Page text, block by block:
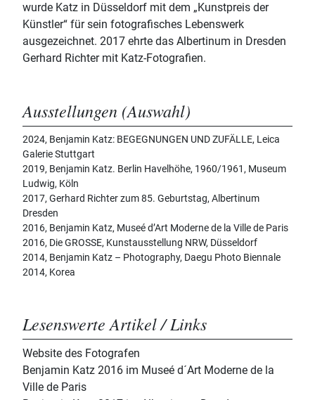
wurde Katz in Düsseldorf mit dem „Kunstpreis der
Künstler“ für sein fotografisches Lebenswerk
ausgezeichnet. 2017 ehrte das Albertinum in Dresden
Gerhard Richter mit Katz-Fotografien.
Ausstellungen (Auswahl)
2024, Benjamin Katz: BEGEGNUNGEN UND ZUFÄLLE, Leica
Galerie Stuttgart
2019, Benjamin Katz. Berlin Havelhöhe, 1960/1961, Museum
Ludwig, Köln
2017, Gerhard Richter zum 85. Geburtstag, Albertinum
Dresden
2016, Benjamin Katz, Museé d’Art Moderne de la Ville de Paris
2016, Die GROSSE, Kunstausstellung NRW, Düsseldorf
2014, Benjamin Katz – Photography, Daegu Photo Biennale
2014, Korea
Lesenswerte Artikel / Links
Website des Fotografen
Benjamin Katz 2016 im Museé d´Art Moderne de la
Ville de Paris